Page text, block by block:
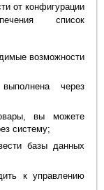
от конфигурации
список
возможности
через
вы можете
систему;
базы данных
к управлению